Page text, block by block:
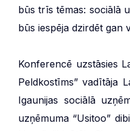
būs trīs tēmas: sociālā
būs iespēja dzirdēt gan
Konferencē uzstāsies
Peldkostīms” vadītāja
Igaunijas sociālā
uzņēmuma “Usitoo”